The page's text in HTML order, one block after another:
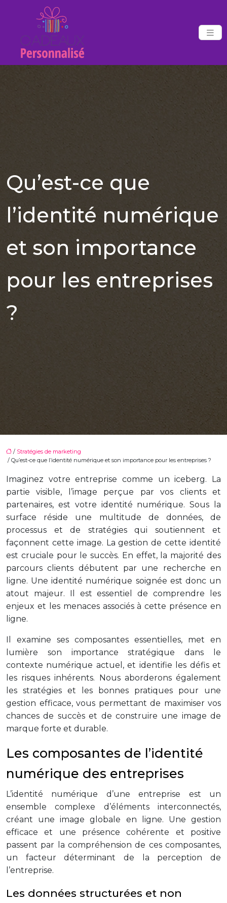
Qu’est-ce que
l’identité numérique
et son importance
pour les entreprises
?
/ Stratégies de marketing
/ Qu’est-ce que l’identité numérique et son importance pour les entreprises ?
Imaginez votre entreprise comme un iceberg. La
partie visible, l’image perçue par vos clients et
partenaires, est votre identité numérique. Sous la
surface réside une multitude de données, de
processus et de stratégies qui soutiennent et
façonnent cette image. La gestion de cette identité
est cruciale pour le succès. En effet, la majorité des
parcours clients débutent par une recherche en
ligne. Une identité numérique soignée est donc un
atout majeur. Il est essentiel de comprendre les
enjeux et les menaces associés à cette présence en
ligne.
Il examine ses composantes essentielles, met en
lumière son importance stratégique dans le
contexte numérique actuel, et identifie les défis et
les risques inhérents. Nous aborderons également
les stratégies et les bonnes pratiques pour une
gestion efficace, vous permettant de maximiser vos
chances de succès et de construire une image de
marque forte et durable.
Les composantes de l’identité
numérique des entreprises
L’identité numérique d’une entreprise est un
ensemble complexe d’éléments interconnectés,
créant une image globale en ligne. Une gestion
efficace et une présence cohérente et positive
passent par la compréhension de ces composantes,
un facteur déterminant de la perception de
l’entreprise.
Les données structurées et non